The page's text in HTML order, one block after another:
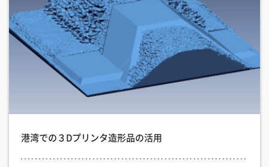
港湾での３Dプリンタ造形品の活用